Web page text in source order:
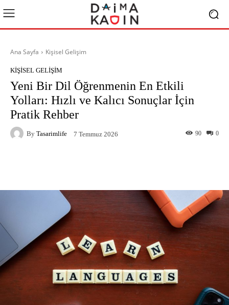
Ana Sayfa Kişisel Gelişim
KIŞISEL GELIŞIM
Yeni Bir Dil Öğrenmenin En Etkili
Yolları: Hızlı ve Kalıcı Sonuçlar İçin
Pratik Rehber
By Tasarimlife 7 Temmuz 2026 0
90